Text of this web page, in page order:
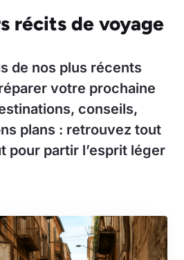
récits de voyage
de nos plus récents
votre prochaine
conseils,
plans : retrouvez tout
pour partir l’esprit léger